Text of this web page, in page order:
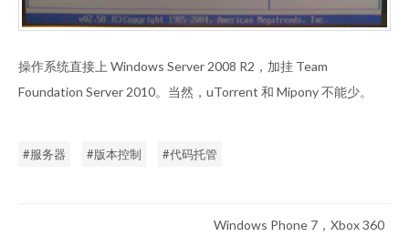
操作系统直接上 Windows Server 2008 R2，加挂 Team
Foundation Server 2010。当然，uTorrent 和 Mipony 不能少。
服务器 版本控制 代码托管
Windows Phone 7，Xbox 360